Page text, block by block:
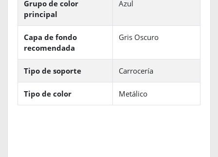
Grupo de color
principal
Azul
Capa de fondo
recomendada
Gris Oscuro
Tipo de soporte Carrocería
Tipo de color Metálico